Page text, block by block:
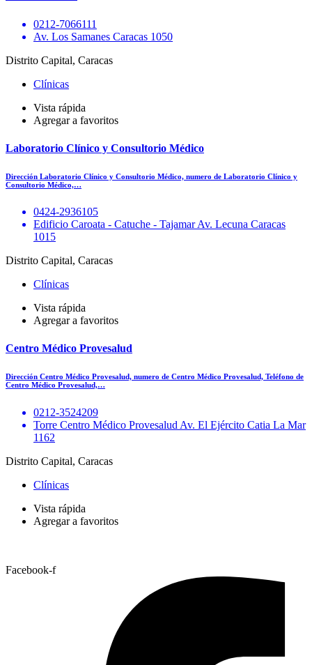
0212-7066111
Av. Los Samanes Caracas 1050
Distrito Capital, Caracas
Clínicas
Vista rápida
Agregar a favoritos
Laboratorio Clínico y Consultorio Médico
Dirección Laboratorio Clínico y Consultorio Médico, numero de Laboratorio Clínico y
Consultorio Médico,…
0424-2936105
Edificio Caroata - Catuche - Tajamar Av. Lecuna Caracas
1015
Distrito Capital, Caracas
Clínicas
Vista rápida
Agregar a favoritos
Centro Médico Provesalud
Dirección Centro Médico Provesalud, numero de Centro Médico Provesalud, Teléfono de
Centro Médico Provesalud,…
0212-3524209
Torre Centro Médico Provesalud Av. El Ejército Catia La Mar
1162
Distrito Capital, Caracas
Clínicas
Vista rápida
Agregar a favoritos
Facebook-f